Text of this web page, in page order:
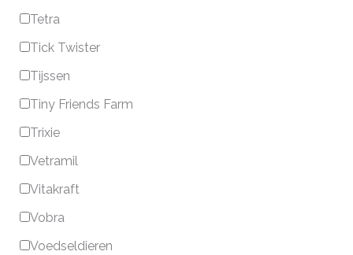
Tetra
Tick Twister
Tijssen
Tiny Friends Farm
Trixie
Vetramil
Vitakraft
Vobra
Voedseldieren